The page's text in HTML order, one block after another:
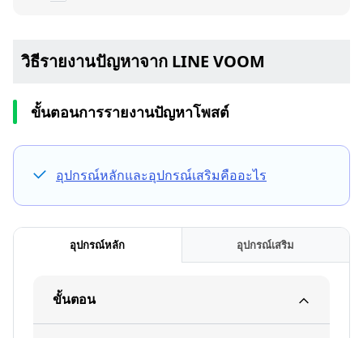
วิธีรายงานปัญหาจาก LINE VOOM
ขั้นตอนการรายงานปัญหาโพสต์
อุปกรณ์หลักและอุปกรณ์เสริมคืออะไร
อุปกรณ์หลัก อุปกรณ์เสริม
ขั้นตอน